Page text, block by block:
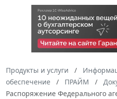
Продукты и услуги
обеспечение
ПРАЙМ
Распоряжение Федерального